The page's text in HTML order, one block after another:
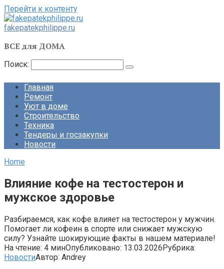
Перейти к контенту
fakepatekphilippe.ru
ВСЕ для ДОМА
Поиск:
Главная
Ремонт
Уют в доме
Строительство
Техника
Тендеры и госзакупки
Новости
Home
Влияние кофе на тестостерон и
мужское здоровье
Разбираемся, как кофе влияет на тестостерон у мужчин.
Помогает ли кофеин в спорте или снижает мужскую
силу? Узнайте шокирующие факты в нашем материале!
На чтение: 4 минОпубликовано: 13.03.2026Рубрика:
НовостиАвтор: Andrey